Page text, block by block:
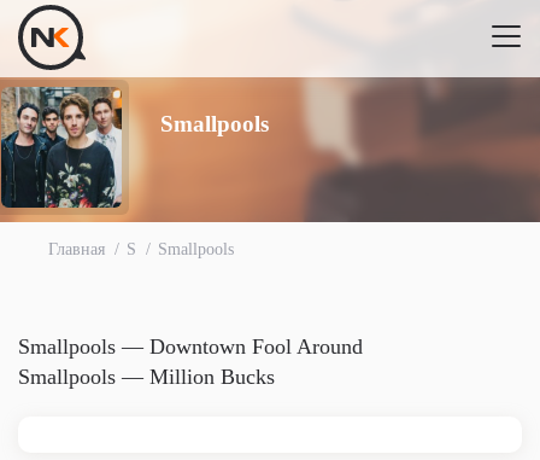
Smallpools
Главная S Smallpools
Smallpools — Downtown Fool Around
Smallpools — Million Bucks